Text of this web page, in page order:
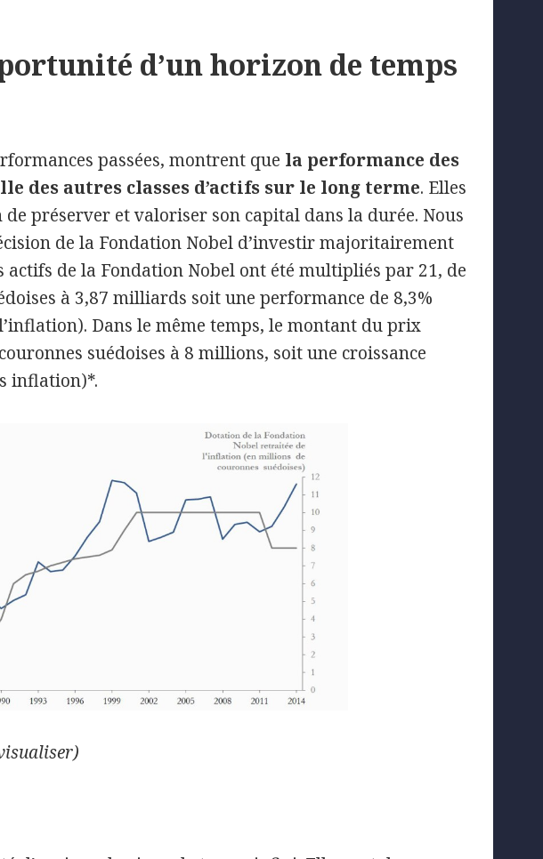
d’un horizon de temps
passées, montrent que la performance des
des autres classes d’actifs sur le long terme. Elles
préserver et valoriser son capital dans la durée. Nous
de la Fondation Nobel d’investir majoritairement
actifs de la Fondation Nobel ont été multipliés par 21, de
à 3,87 milliards soit une performance de 8,3%
Dans le même temps, le montant du prix
suédoises à 8 millions, soit une croissance
inflation)*.